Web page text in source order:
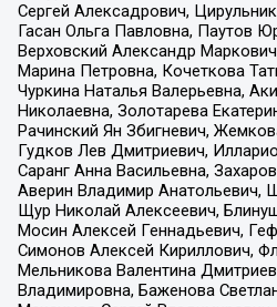
Сергей Алексадрович,
Гасан Ольга Павловна, Паутов
Верховский Александр
Марина Петровна, Кочеткова
Чуркина Наталья Валерьевна,
Николаевна, Золотарева
Рачинский Ян Збигневич,
Гудков Лев Дмитриевич,
Саранг Анна Васильевна,
Аверин Владимир Анатольевич,
Щур Николай Алексеевич,
Мосин Алексей Геннадьевич,
Симонов Алексей Кириллович,
Мельникова Валентина
Владимировна, Баженова